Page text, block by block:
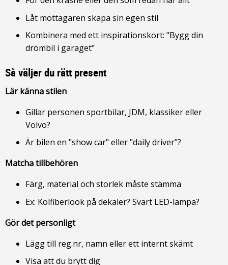
Låt mottagaren skapa sin egen stil
Kombinera med ett inspirationskort: "Bygg din
drömbil i garaget"
Så väljer du rätt present
Lär känna stilen
Gillar personen sportbilar, JDM, klassiker eller
Volvo?
Är bilen en "show car" eller "daily driver"?
Matcha tillbehören
Färg, material och storlek måste stämma
Ex: Kolfiberlook på dekaler? Svart LED-lampa?
Gör det personligt
Lägg till reg.nr, namn eller ett internt skämt
Visa att du brytt dig